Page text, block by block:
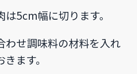
5cm幅に切ります。
せ調味料の材料を入れ
ます。